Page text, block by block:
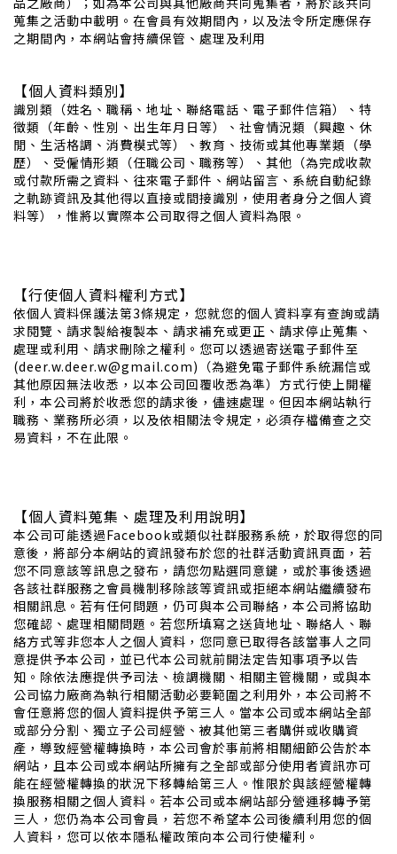
蒐集之活動中載明。在會員有效期間內，以及法令所定應保存
之期間內，本網站會持續保管、處理及利用
【個人資料類別】
識別類（姓名、職稱、地址、聯絡電話、電子郵件信箱）、特
徵類（年齡、性別、出生年月日等）、社會情況類（興趣、休
閒、生活格調、消費模式等）、教育、技術或其他專業類（學
歷）、受僱情形類（任職公司、職務等）、其他（為完成收款
或付款所需之資料、往來電子郵件、網站留言、系統自動紀錄
之軌跡資訊及其他得以直接或間接識別，使用者身分之個人資
料等），惟將以實際本公司取得之個人資料為限。
【行使個人資料權利方式】
依個人資料保護法第3條規定，您就您的個人資料享有查詢或請
求閱覽、請求製給複製本、請求補充或更正、請求停止蒐集、
處理或利用、請求刪除之權利。您可以透過寄送電子郵件至
(deer.w.deer.w@gmail.com)（為避免電子郵件系統漏信或
其他原因無法收悉，以本公司回覆收悉為準）方式行使上開權
利，本公司將於收悉您的請求後，儘速處理。但因本網站執行
職務、業務所必須，以及依相關法令規定，必須存檔備查之交
易資料，不在此限。
【個人資料蒐集、處理及利用說明】
本公司可能透過Facebook或類似社群服務系統，於取得您的同
意後，將部分本網站的資訊發布於您的社群活動資訊頁面，若
您不同意該等訊息之發布，請您勿點選同意鍵，或於事後透過
各該社群服務之會員機制移除該等資訊或拒絕本網站繼續發布
相關訊息。若有任何問題，仍可與本公司聯絡，本公司將協助
您確認、處理相關問題。若您所填寫之送貨地址、聯絡人、聯
絡方式等非您本人之個人資料，您同意已取得各該當事人之同
意提供予本公司，並已代本公司就前開法定告知事項予以告
知。除依法應提供予司法、檢調機關、相關主管機關，或與本
公司協力廠商為執行相關活動必要範圍之利用外，本公司將不
會任意將您的個人資料提供予第三人。當本公司或本網站全部
或部分分割、獨立子公司經營、被其他第三者購併或收購資
產，導致經營權轉換時，本公司會於事前將相關細節公告於本
網站，且本公司或本網站所擁有之全部或部分使用者資訊亦可
能在經營權轉換的狀況下移轉給第三人。惟限於與該經營權轉
換服務相關之個人資料。若本公司或本網站部分營運移轉予第
三人，您仍為本公司會員，若您不希望本公司後續利用您的個
人資料，您可以依本隱私權政策向本公司行使權利。